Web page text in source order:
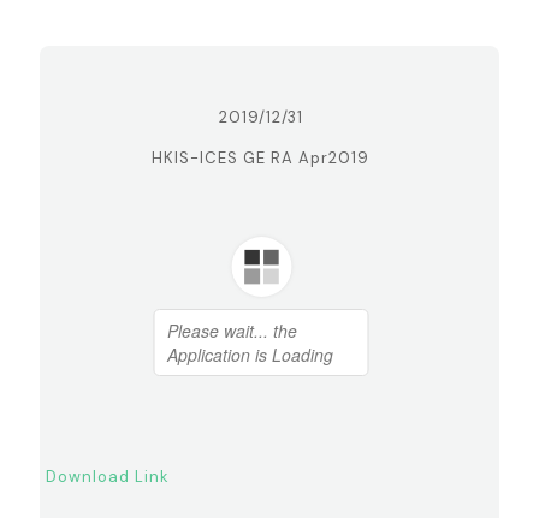
2019/12/31
HKIS-ICES GE RA Apr2019
Download Link